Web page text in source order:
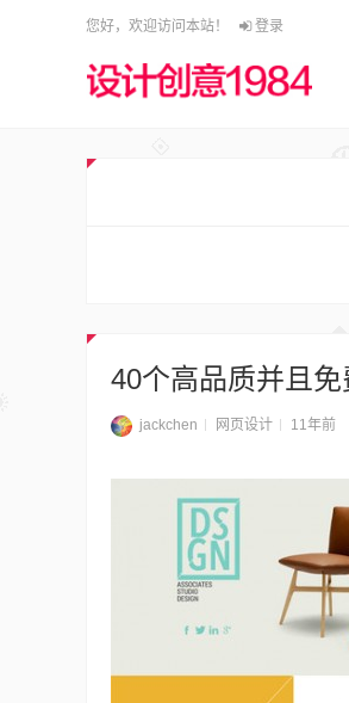
您好，欢迎访问本站！ 登录
40个高品质并且
jackchen 网页设计 11年前